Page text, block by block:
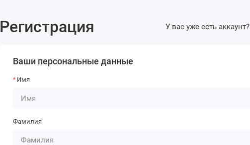
Регистрация У вас уже есть аккаунт?
Ваши персональные данные
Имя
Фамилия